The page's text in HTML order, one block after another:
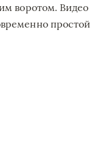
воротом. Видео
простой